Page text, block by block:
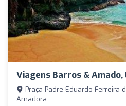
Viagens Barros & Amado,
Praça Padre Eduardo Ferreira
Amadora